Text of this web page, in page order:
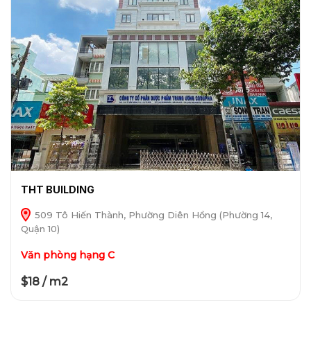
THT BUILDING
509 Tô Hiến Thành, Phường Diên Hồng (Phường 14,
Quận 10)
Văn phòng hạng C
$18 / m2